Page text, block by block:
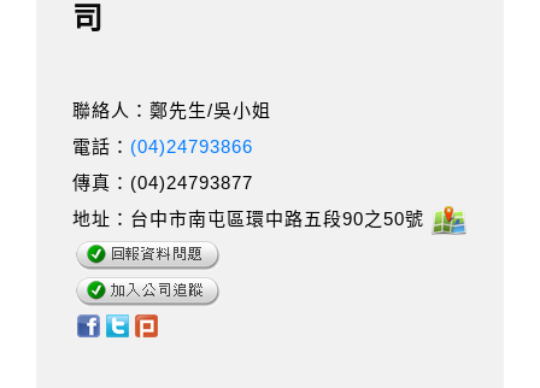
司
聯絡人：鄭先生/吳小姐
電話： (04)24793866
傳真：(04)24793877
地址：台中市南屯區環中路五段90之50號